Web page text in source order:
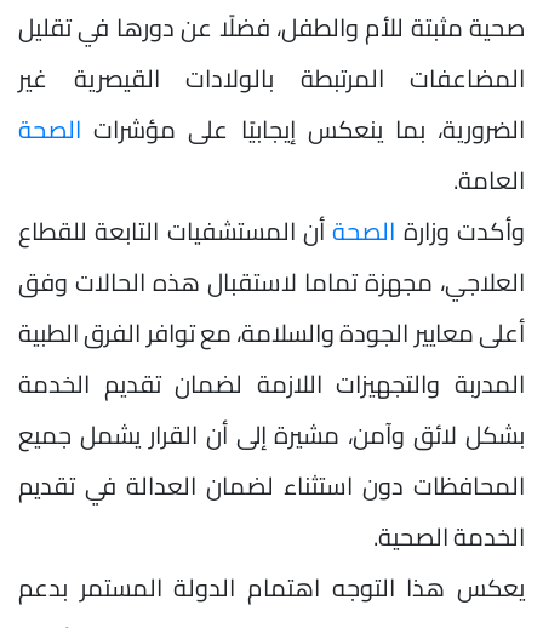
صحية مثبتة للأم والطفل، فضلًا عن دورها في تقليل
المضاعفات المرتبطة بالولادات القيصرية غير
الضرورية، بما ينعكس إيجابيًا على مؤشرات الصحة
العامة.
وأكدت وزارة الصحةأن المستشفيات التابعة للقطاع
العلاجي، مجهزة تماما لاستقبال هذه الحالات وفق
أعلى معايير الجودة والسلامة، مع توافر الفرق الطبية
المدربة والتجهيزات اللازمة لضمان تقديم الخدمة
بشكل لائق وآمن، مشيرة إلى أن القرار يشمل جميع
المحافظات دون استثناء لضمان العدالة في تقديم
الخدمة الصحية.
يعكس هذا التوجه اهتمام الدولة المستمر بدعم